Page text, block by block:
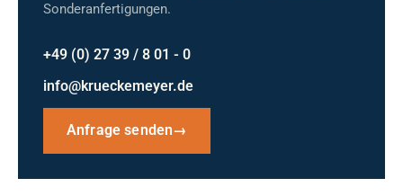
Sonderanfertigungen.
+49 (0) 27 39 / 8 01 - 0
info@krueckemeyer.de
Anfrage senden→